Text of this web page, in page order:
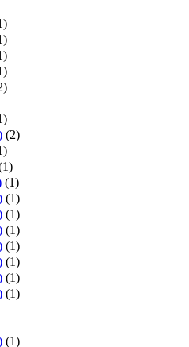
)
)
)
)
)
)
(2)
)
1)
(1)
(1)
(1)
(1)
(1)
(1)
(1)
(1)
(1)